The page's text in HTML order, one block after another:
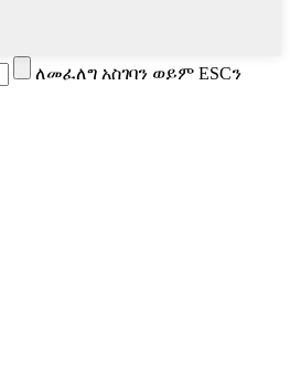
ለመፈለግ አስገባን ወይም ESCን